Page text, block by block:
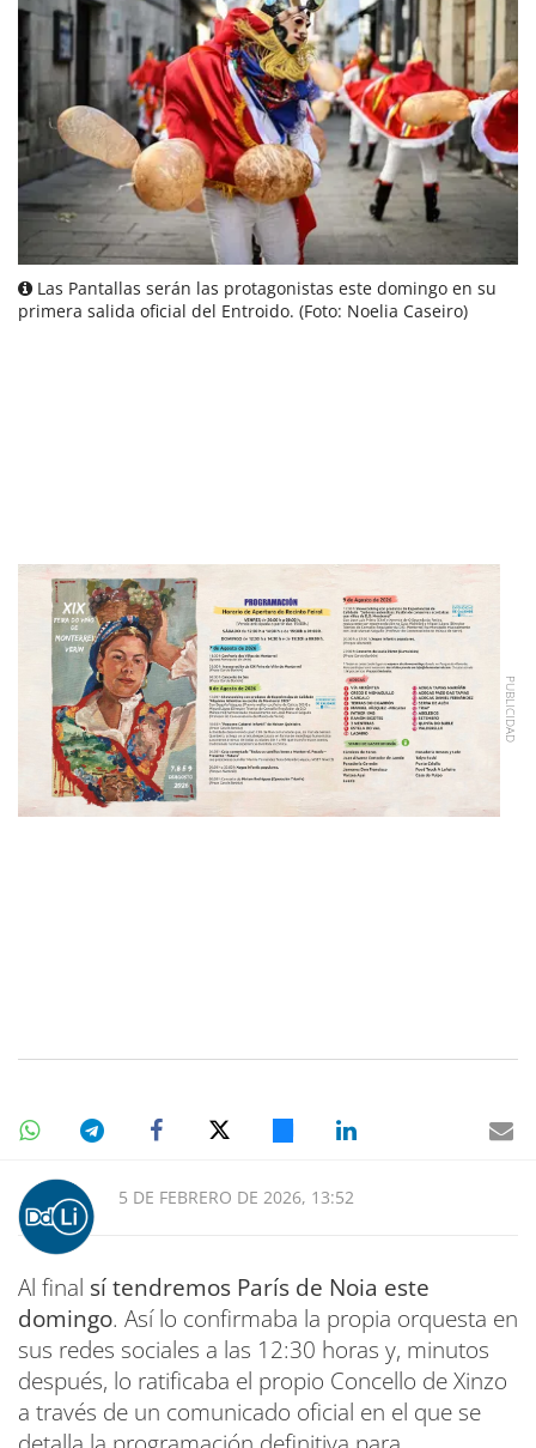
Las Pantallas serán las protagonistas este domingo en su
primera salida oficial del Entroido. (Foto: Noelia Caseiro)
5 DE FEBRERO DE 2026, 13:52
Al final sí tendremos París de Noia este
domingo. Así lo confirmaba la propia orquesta en
sus redes sociales a las 12:30 horas y, minutos
después, lo ratificaba el propio Concello de Xinzo
a través de un comunicado oficial en el que se